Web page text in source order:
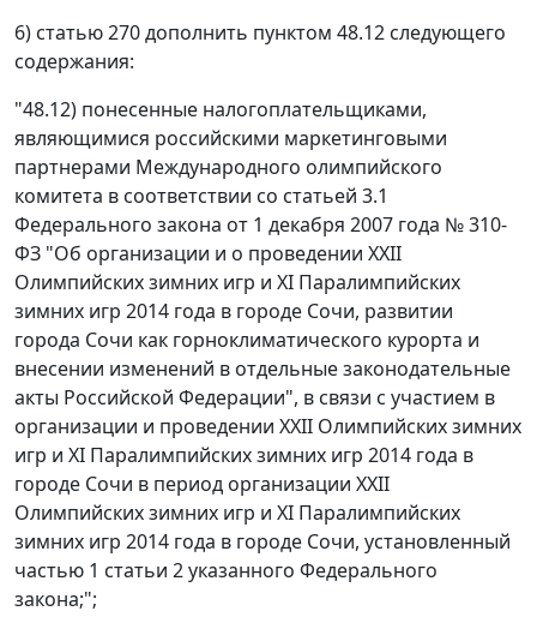
6) статью 270 дополнить пунктом 48.12 следующего
содержания:
"48.12) понесенные налогоплательщиками,
являющимися российскими маркетинговыми
партнерами Международного олимпийского
комитета в соответствии со статьей 3.1
Федерального закона от 1 декабря 2007 года № 310-
ФЗ "Об организации и о проведении XXII
Олимпийских зимних игр и XI Паралимпийских
зимних игр 2014 года в городе Сочи, развитии
города Сочи как горноклиматического курорта и
внесении изменений в отдельные законодательные
акты Российской Федерации", в связи с участием в
организации и проведении XXII Олимпийских зимних
игр и XI Паралимпийских зимних игр 2014 года в
городе Сочи в период организации XXII
Олимпийских зимних игр и XI Паралимпийских
зимних игр 2014 года в городе Сочи, установленный
частью 1 статьи 2 указанного Федерального
закона;";